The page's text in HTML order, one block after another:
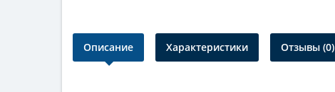
Описание Характеристики Отзывы (0)